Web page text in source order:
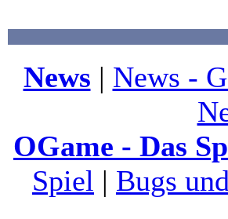
News | News -
OGame - Das
Spiel | Bugs